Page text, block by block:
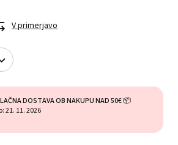
V primerjavo
DOSTAVA OB NAKUPU NAD 50€ 📦
21. 11. 2026